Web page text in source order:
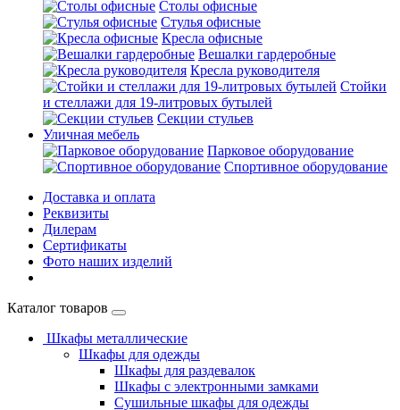
Столы офисные
Стулья офисные
Кресла офисные
Вешалки гардеробные
Кресла руководителя
Стойки
и стеллажи для 19-литровых бутылей
Секции стульев
Уличная мебель
Парковое оборудование
Спортивное оборудование
Доставка и оплата
Реквизиты
Дилерам
Сертификаты
Фото наших изделий
Каталог товаров
Шкафы металлические
Шкафы для одежды
Шкафы для раздевалок
Шкафы с электронными замками
Cушильные шкафы для одежды